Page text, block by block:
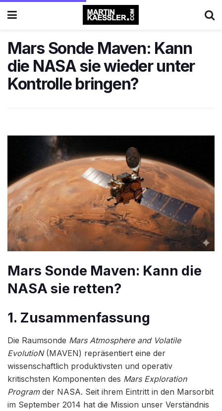
Mars Sonde Maven: Kann
die NASA sie wieder unter
Kontrolle bringen?
Mars Sonde Maven: Kann die
NASA sie retten?
1. Zusammenfassung
Die Raumsonde Mars Atmosphere and Volatile
EvolutioN(MAVEN) repräsentiert eine der
wissenschaftlich produktivsten und operativ
kritischsten Komponenten des Mars Exploration
Programder NASA. Seit ihrem Eintritt in den Marsorbit
im September 2014 hat die Mission unser Verständnis